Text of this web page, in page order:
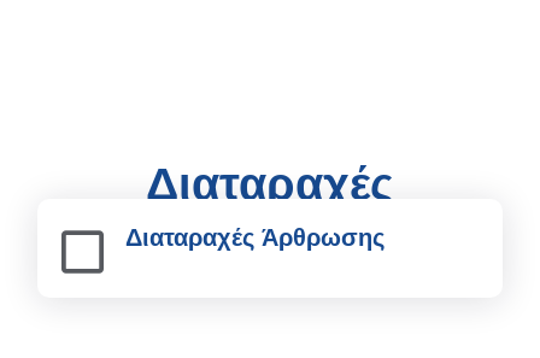
Διαταραχές
Διαταραχές Άρθρωσης